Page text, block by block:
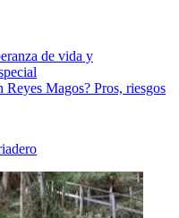
de vida y
Reyes Magos? Pros, riesgos